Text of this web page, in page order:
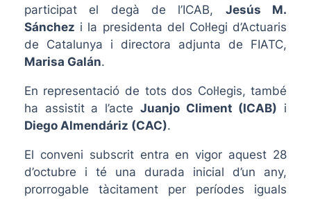
participat el degà de l’ICAB, Jesús M.
Sánchez i la presidenta del Col·legi d’Actuaris
de Catalunya i directora adjunta de FIATC,
Marisa Galán.
En representació de tots dos Col·legis, també
ha assistit a l’acte Juanjo Climent (ICAB) i
Diego Almendáriz (CAC).
El conveni subscrit entra en vigor aquest 28
d’octubre i té una durada inicial d’un any,
prorrogable tàcitament per períodes iguals